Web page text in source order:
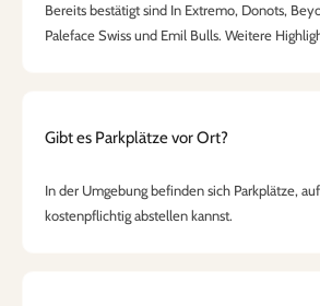
Bereits bestätigt sind In Extremo, Donots,
Paleface Swiss und Emil Bulls. Weitere
Gibt es Parkplätze vor Ort?
In der Umgebung befinden sich Parkplätze,
kostenpflichtig abstellen kannst.